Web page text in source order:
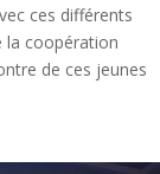
ces différents
la coopération
de ces jeunes